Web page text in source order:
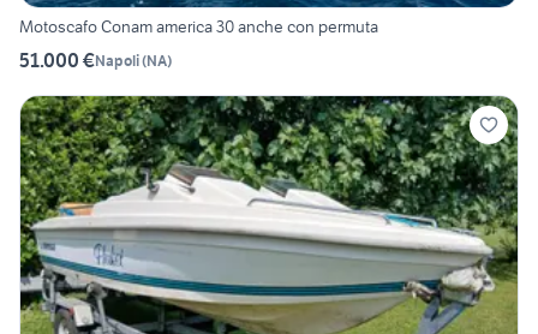
Motoscafo Conam america 30 anche con permuta
51.000 €Napoli(NA)